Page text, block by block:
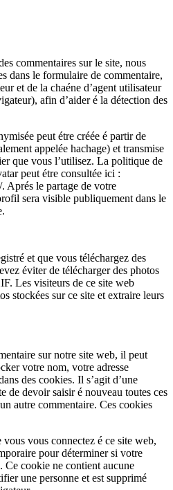
commentaires sur le site, nous
dans le formulaire de commentaire,
et de la chaéne d’agent utilisateur
afin d’aider é la détection des
peut étre créée é partir de
appelée hachage) et transmise
que vous l’utilisez. La politique de
peut étre consultée ici :
Aprés le partage de votre
sera visible publiquement dans le
et que vous téléchargez des
éviter de télécharger des photos
Les visiteurs de ce site web
stockées sur ce site et extraire leurs
sur notre site web, il peut
votre nom, votre adresse
des cookies. Il s’agit d’une
de devoir saisir é nouveau toutes ces
autre commentaire. Ces cookies
vous connectez é ce site web,
pour déterminer si votre
Ce cookie ne contient aucune
une personne et est supprimé